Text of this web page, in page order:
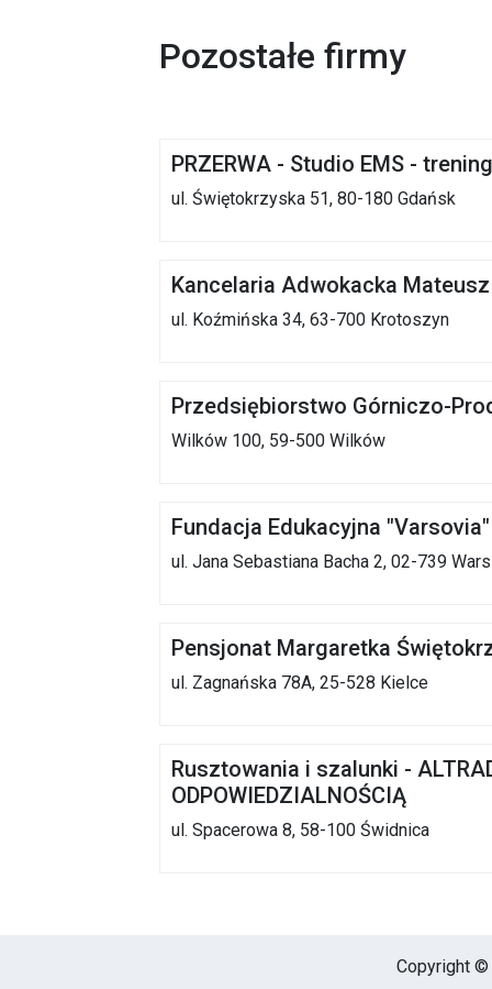
Pozostałe firmy
PRZERWA - Studio EMS -
ul. Świętokrzyska 51, 80-180 Gdańsk
Kancelaria Adwokacka
ul. Koźmińska 34, 63-700 Krotoszyn
Przedsiębiorstwo Górniczo-
Wilków 100, 59-500 Wilków
Fundacja Edukacyjna "Varsovia"
ul. Jana Sebastiana Bacha 2, 02-739
Pensjonat Margaretka
ul. Zagnańska 78A, 25-528 Kielce
Rusztowania i szalunki -
ODPOWIEDZIALNOŚCIĄ
ul. Spacerowa 8, 58-100 Świdnica
Copyright ©